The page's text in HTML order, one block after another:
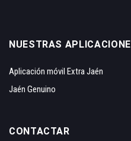
NUESTRAS
Aplicación móvil Extra Jaén
Jaén Genuino
CONTACTAR